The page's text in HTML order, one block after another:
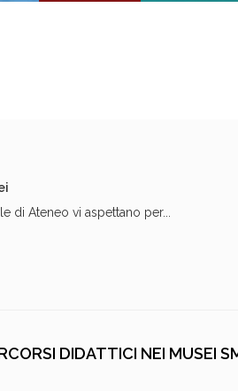
di Ateneo vi aspettano per...
DIDATTICI NEI MUSEI